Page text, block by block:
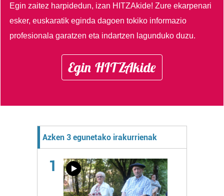
Egin zaitez harpidedun, izan HITZAkide!Zure ekarpenari
esker, euskaratik eginda dagoen tokiko informazio
profesionala garatzen eta indartzen lagunduko duzu.
Egin HITZAkide
Azken 3 egunetako irakurrienak
1